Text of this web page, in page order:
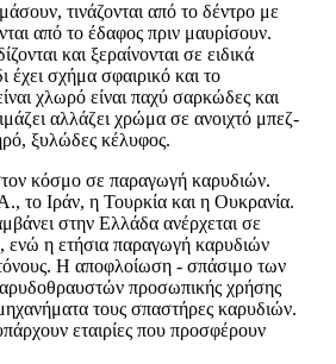
τινάζονται από το δέντρο με
από το έδαφος πριν μαυρίσουν.
και ξεραίνονται σε ειδικά
έχει σχήμα σφαιρικό και το
χλωρό είναι παχύ σαρκώδες και
αλλάζει χρώμα σε ανοιχτό μπεζ-
ξυλώδες κέλυφος.
κόσμο σε παραγωγή καρυδιών.
το Ιράν, η Τουρκία και η Ουκρανία.
στην Ελλάδα ανέρχεται σε
ενώ η ετήσια παραγωγή καρυδιών
Η αποφλοίωση - σπάσιμο των
προσωπικής χρήσης
μηχανήματα τους σπαστήρες καρυδιών.
εταιρίες που προσφέρουν